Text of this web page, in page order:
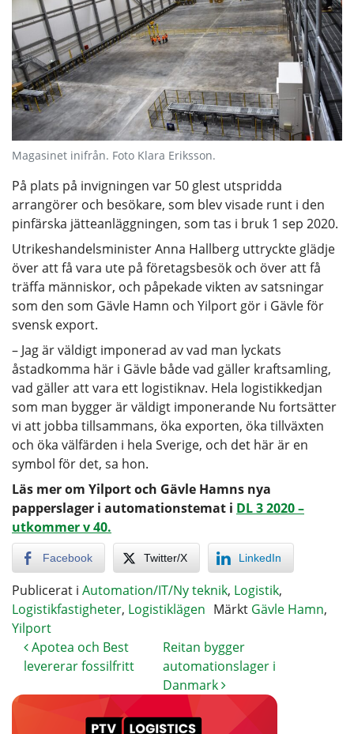
Magasinet inifrån. Foto Klara Eriksson.
På plats på invigningen var 50 glest utspridda
arrangörer och besökare, som blev visade runt i den
pinfärska jätteanläggningen, som tas i bruk 1 sep 2020.
Utrikeshandelsminister Anna Hallberg uttryckte glädje
över att få vara ute på företagsbesök och över att få
träffa människor, och påpekade vikten av satsningar
som den som Gävle Hamn och Yilport gör i Gävle för
svensk export.
– Jag är väldigt imponerad av vad man lyckats
åstadkomma här i Gävle både vad gäller kraftsamling,
vad gäller att vara ett logistiknav. Hela logistikkedjan
som man bygger är väldigt imponerande Nu fortsätter
vi att jobba tillsammans, öka exporten, öka tillväxten
och öka välfärden i hela Sverige, och det här är en
symbol för det, sa hon.
Läs mer om Yilport och Gävle Hamns nya
papperslager i automationstemat i DL 3 2020 –
utkommer v 40.
Facebook Twitter/X LinkedIn
Publicerat i Automation/IT/Ny teknik, Logistik,
Logistikfastigheter, Logistiklägen Märkt Gävle Hamn,
Yilport
Apotea och Best
levererar fossilfritt
Reitan bygger
automationslager i
Danmark